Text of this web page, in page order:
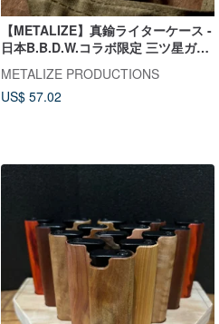
【METALIZE】真鍮ライターケース -
日本B.B.D.W.コラボ限定 三ツ星ガー
ル
METALIZE PRODUCTIONS
US$ 57.02